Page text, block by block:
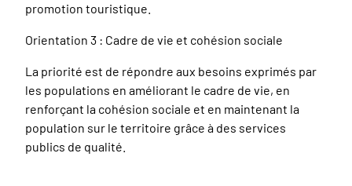
promotion touristique.
Orientation 3 : Cadre de vie et cohésion sociale
La priorité est de répondre aux besoins exprimés par
les populations en améliorant le cadre de vie, en
renforçant la cohésion sociale et en maintenant la
population sur le territoire grâce à des services
publics de qualité.